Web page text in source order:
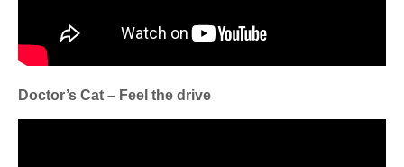
Doctor’s Cat – Feel the drive